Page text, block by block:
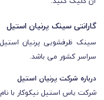
گارانتی سینک پرنیان استیل
سراسر کشور می باشد.
درباره شرکت پرنیان استیل